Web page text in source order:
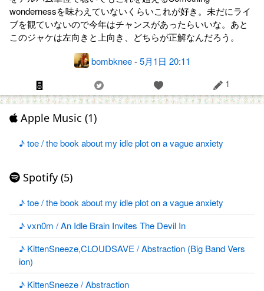
wondernessを味わえていないくらいこれが好き。未だにライ
ブを観ていないので今年はチャンスがあったらいいな。あと
このジャケは左向きと上向き、どちらが正解なんだろう。
bombknee-5月1日 20:11
1
Apple Music (1)
♪ toe / the book about my idle plot on a vague anxiety
Spotify (5)
♪ toe / the book about my idle plot on a vague anxiety
♪ vxn0m / An Idle Brain Invites The Devil In
♪ KittenSneeze,CLOUDSAVE / Abstraction (Big Band Vers
ion)
♪ KittenSneeze / Abstraction